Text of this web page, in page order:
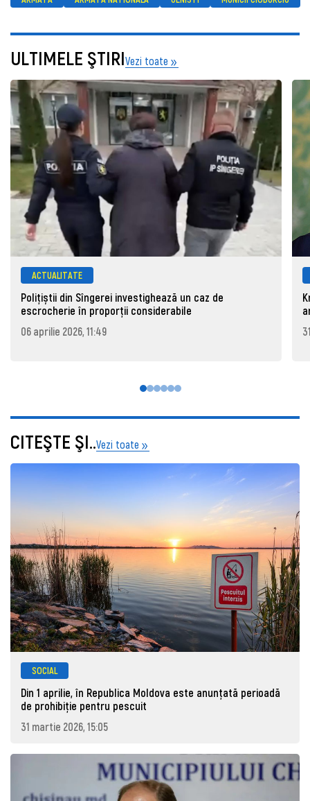
ULTIMELE ŞTIRIVezi toate
ACTUALITATE
Polițiștii din Sîngerei investighează un caz de
escrocherie în proporții considerabile
06 aprilie 2026, 11:49
CITEŞTE ŞI..Vezi toate
SOCIAL
Din 1 aprilie, în Republica Moldova este anunţată perioadă
de prohibiţie pentru pescuit
31 martie 2026, 15:05